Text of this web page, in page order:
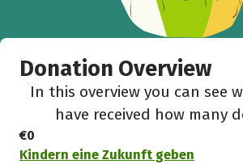
Donation Overview
In this overview you can see
have received how many
€0
Kindern eine Zukunft geben